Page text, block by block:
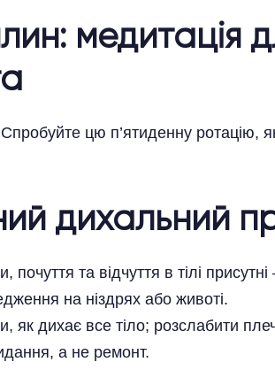
медитація
цю п’ятиденну ротацію,
дихальний
та відчуття в тілі
на ніздрях або животі.
дихає все тіло; розслабити
а не ремонт.